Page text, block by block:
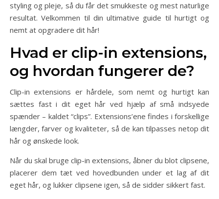
styling og pleje, så du får det smukkeste og mest naturlige
resultat. Velkommen til din ultimative guide til hurtigt og
nemt at opgradere dit hår!
Hvad er clip-in extensions,
og hvordan fungerer de?
Clip-in extensions er hårdele, som nemt og hurtigt kan
sættes fast i dit eget hår ved hjælp af små indsyede
spænder – kaldet “clips”. Extensions’ene findes i forskellige
længder, farver og kvaliteter, så de kan tilpasses netop dit
hår og ønskede look.
Når du skal bruge clip-in extensions, åbner du blot clipsene,
placerer dem tæt ved hovedbunden under et lag af dit
eget hår, og lukker clipsene igen, så de sidder sikkert fast.